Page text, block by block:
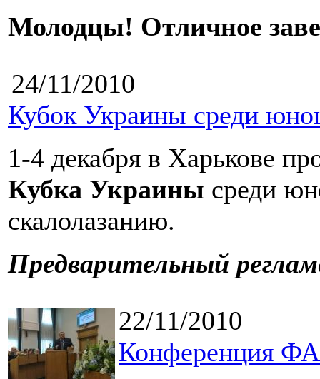
Молодцы! Отличное
24/11/2010
Кубок Украины среди
1-4 декабря в Харькове
Кубка Украины среди
скалолазанию.
Предварительный
22/11/2010
Конференция